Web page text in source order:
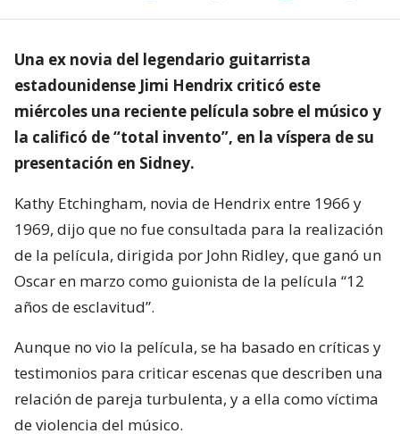
Una ex novia del legendario guitarrista
estadounidense Jimi Hendrix criticó este
miércoles una reciente película sobre el músico y
la calificó de “total invento”, en la víspera de su
presentación en Sidney.
Kathy Etchingham, novia de Hendrix entre 1966 y
1969, dijo que no fue consultada para la realización
de la película, dirigida por John Ridley, que ganó un
Oscar en marzo como guionista de la película “12
años de esclavitud”.
Aunque no vio la película, se ha basado en críticas y
testimonios para criticar escenas que describen una
relación de pareja turbulenta, y a ella como víctima
de violencia del músico.